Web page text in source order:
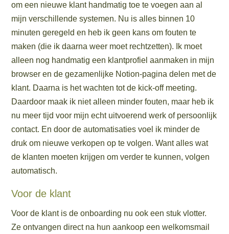
om een nieuwe klant handmatig toe te voegen aan al
mijn verschillende systemen. Nu is alles binnen 10
minuten geregeld en heb ik geen kans om fouten te
maken (die ik daarna weer moet rechtzetten). Ik moet
alleen nog handmatig een klantprofiel aanmaken in mijn
browser en de gezamenlijke Notion-pagina delen met de
klant. Daarna is het wachten tot de kick-off meeting.
Daardoor maak ik niet alleen minder fouten, maar heb ik
nu meer tijd voor mijn echt uitvoerend werk of persoonlijk
contact. En door de automatisaties voel ik minder de
druk om nieuwe verkopen op te volgen. Want alles wat
de klanten moeten krijgen om verder te kunnen, volgen
automatisch.
Voor de klant
Voor de klant is de onboarding nu ook een stuk vlotter.
Ze ontvangen direct na hun aankoop een welkomsmail